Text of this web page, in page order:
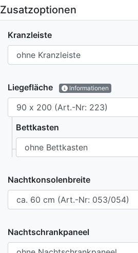
Zusatzoptionen
Kranzleiste
Liegefläche Informationen
Bettkasten
Nachtkonsolenbreite
Nachtschrankpaneel